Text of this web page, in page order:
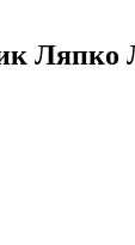
Ляпко